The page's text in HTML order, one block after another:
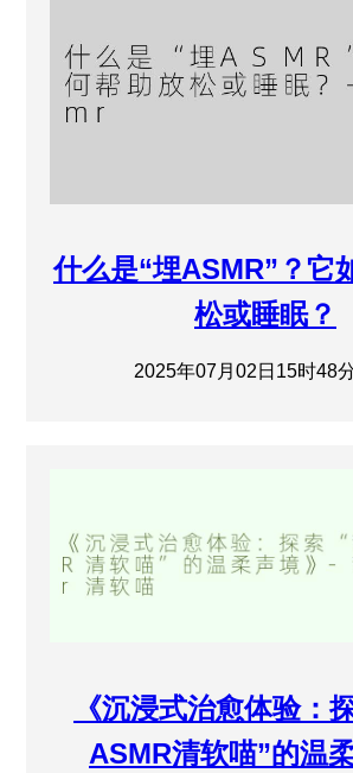
什么是“埋ASMR”？它
松或睡眠？
2025年07月02日15时48
《沉浸式治愈体验：
ASMR清软喵”的温